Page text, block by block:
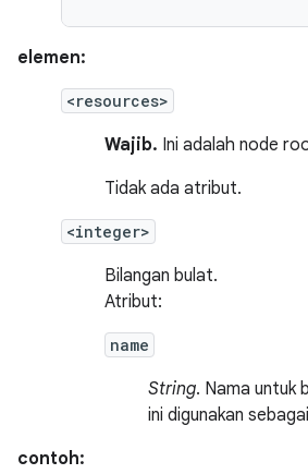
elemen:
<resources>
Wajib. Ini adalah node
Tidak ada atribut.
<integer>
Bilangan bulat.
Atribut:
name
String. Nama untuk
ini digunakan
contoh: